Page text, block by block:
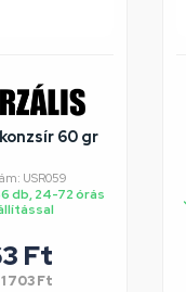
60 gr
USR059
db, 24-72 órás
Ft
1 703Ft